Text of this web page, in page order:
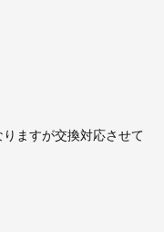
ますが交換対応させて